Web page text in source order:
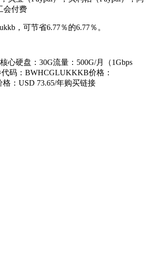
会付费
，可节省6.77％的6.77％。
心硬盘：30G流量：500G/月（1Gbps
代码：BWHCGLUKKKB价格：
：USD 73.65/年购买链接